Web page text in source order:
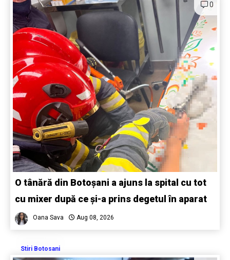
0
O tânără din Botoșani a ajuns la spital cu tot
cu mixer după ce și-a prins degetul în aparat
Oana Sava Aug 08, 2026
Stiri Botosani